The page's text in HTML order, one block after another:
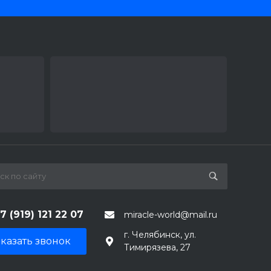
(919) 121 22 07 miracle-world@mail.ru
звонок
г. Челябинск, ул.
Тимирязева, 27